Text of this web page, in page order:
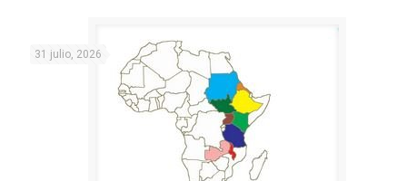
31 julio, 2026